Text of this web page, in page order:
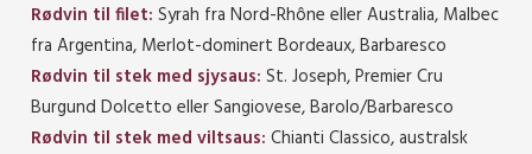
Rødvin til filet: Syrah fra Nord-Rhône eller Australia, Malbec
fra Argentina, Merlot-dominert Bordeaux, Barbaresco
Rødvin til stek med sjysaus: St. Joseph, Premier Cru
Burgund Dolcetto eller Sangiovese, Barolo/Barbaresco
Rødvin til stek med viltsaus: Chianti Classico, australsk